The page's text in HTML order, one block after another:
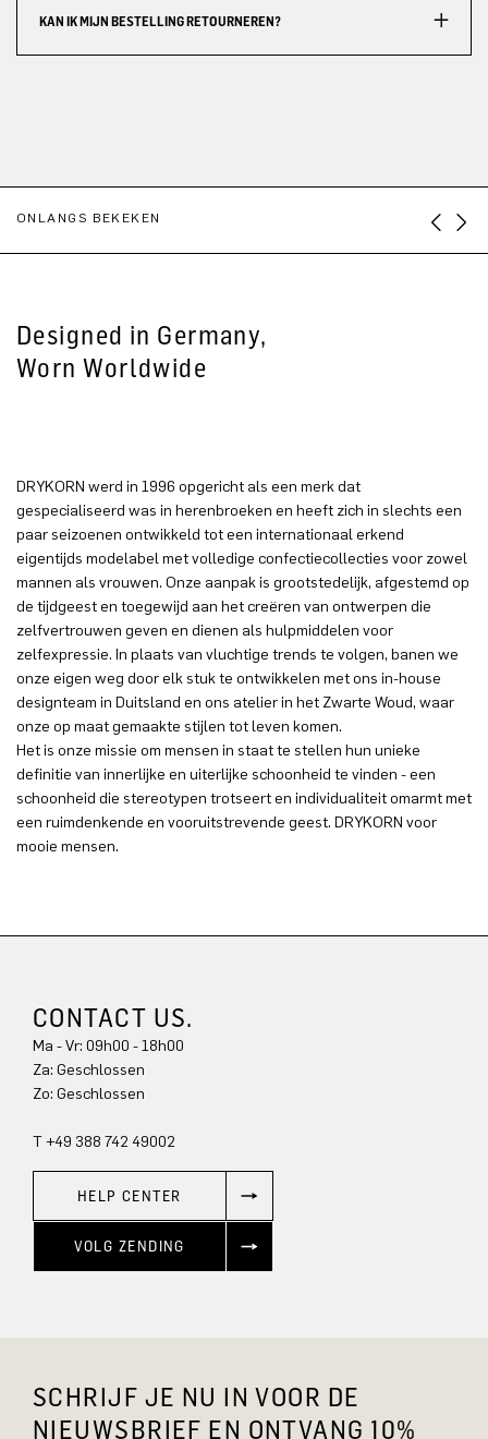
KAN IK MIJN BESTELLING RETOURNEREN?
ONLANGS BEKEKEN
Designed in Germany,
Worn Worldwide
DRYKORN werd in 1996 opgericht als een merk dat
gespecialiseerd was in herenbroeken en heeft zich in slechts een
paar seizoenen ontwikkeld tot een internationaal erkend
eigentijds modelabel met volledige confectiecollecties voor zowel
mannen als vrouwen. Onze aanpak is grootstedelijk, afgestemd op
de tijdgeest en toegewijd aan het creëren van ontwerpen die
zelfvertrouwen geven en dienen als hulpmiddelen voor
zelfexpressie. In plaats van vluchtige trends te volgen, banen we
onze eigen weg door elk stuk te ontwikkelen met ons in-house
designteam in Duitsland en ons atelier in het Zwarte Woud, waar
onze op maat gemaakte stijlen tot leven komen.
Het is onze missie om mensen in staat te stellen hun unieke
definitie van innerlijke en uiterlijke schoonheid te vinden - een
schoonheid die stereotypen trotseert en individualiteit omarmt met
een ruimdenkende en vooruitstrevende geest. DRYKORN voor
mooie mensen.
CONTACT US.
Ma - Vr: 09h00 - 18h00
Za: Geschlossen
Zo: Geschlossen
T +49 388 742 49002
HELP CENTER
VOLG ZENDING
SCHRIJF JE NU IN VOOR DE
NIEUWSBRIEF EN ONTVANG 10%